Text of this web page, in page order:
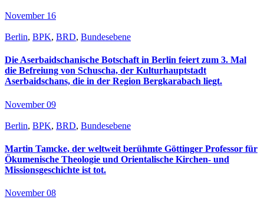
November 16
Berlin, BPK, BRD, Bundesebene
Die Aserbaidschanische Botschaft in Berlin feiert zum 3. Mal
die Befreiung von Schuscha, der Kulturhauptstadt
Aserbaidschans, die in der Region Bergkarabach liegt.
November 09
Berlin, BPK, BRD, Bundesebene
Martin Tamcke, der weltweit berühmte Göttinger Professor für
Ökumenische Theologie und Orientalische Kirchen- und
Missionsgeschichte ist tot.
November 08